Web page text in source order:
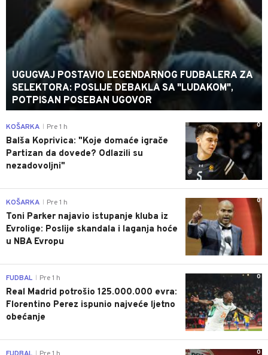
UGUGVAJ POSTAVIO LEGENDARNOG FUDBALERA ZA
SELEKTORA: POSLIJE DEBAKLA SA "LUDAKOM",
POTPISAN POSEBAN UGOVOR
0
KOŠARKA Pre 1 h
Balša Koprivica: "Koje domaće igrače
Partizan da dovede? Odlazili su
nezadovoljni"
0
KOŠARKA Pre 1 h
Toni Parker najavio istupanje kluba iz
Evrolige: Poslije skandala i laganja hoće
u NBA Evropu
0
FUDBAL Pre 1 h
Real Madrid potrošio 125.000.000 evra:
Florentino Perez ispunio najveće ljetno
obećanje
0